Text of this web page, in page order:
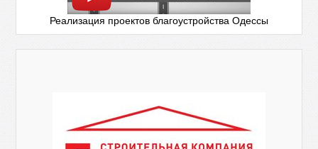
Реализация проектов благоустройства Одессы